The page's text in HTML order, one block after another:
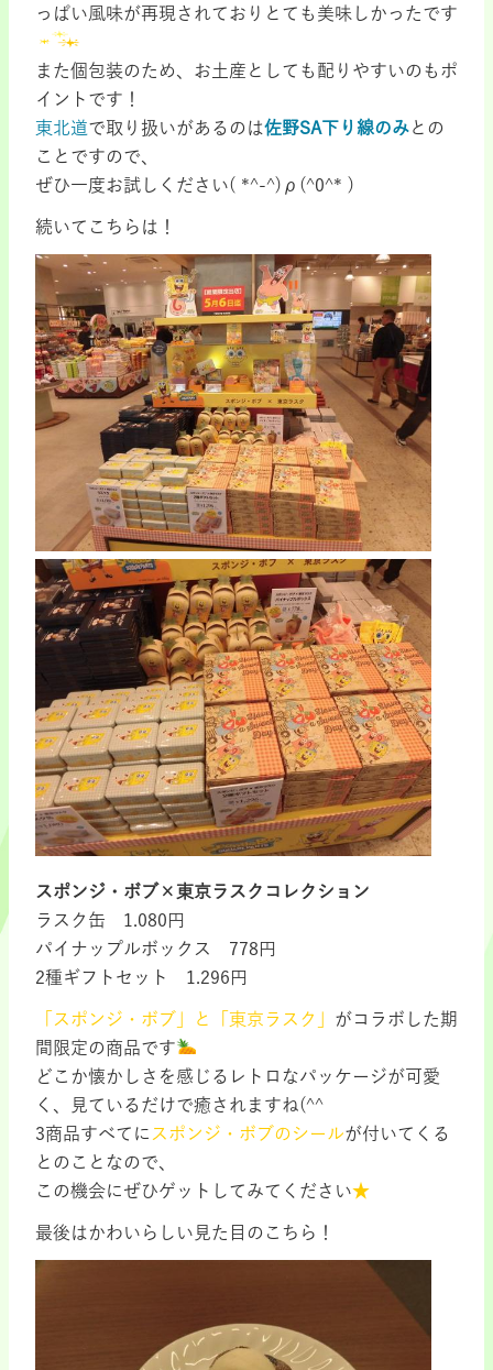
っぱい風味が再現されておりとても美味しかったです
また個包装のため、お土産としても配りやすいのもポ
イントです！
東北道で取り扱いがあるのは佐野SA下り線のみとの
ことですので、
ぜひ一度お試しください( *^-^)ρ(^0^* )
続いてこちらは！
スポンジ・ボブ×東京ラスクコレクション
ラスク缶 1.080円
パイナップルボックス 778円
2種ギフトセット 1.296円
「スポンジ・ボブ」と「東京ラスク」 がコラボした期
間限定の商品です
どこか懐かしさを感じるレトロなパッケージが可愛
く、見ているだけで癒されますね(^^
3商品すべてに スポンジ・ボブのシールが付いてくる
とのことなので、
この機会にぜひゲットしてみてください★
最後はかわいらしい見た目のこちら！